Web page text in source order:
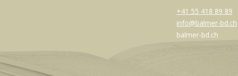
+41 55 418 89 89
info@balmer-bd.ch
balmer-bd.ch